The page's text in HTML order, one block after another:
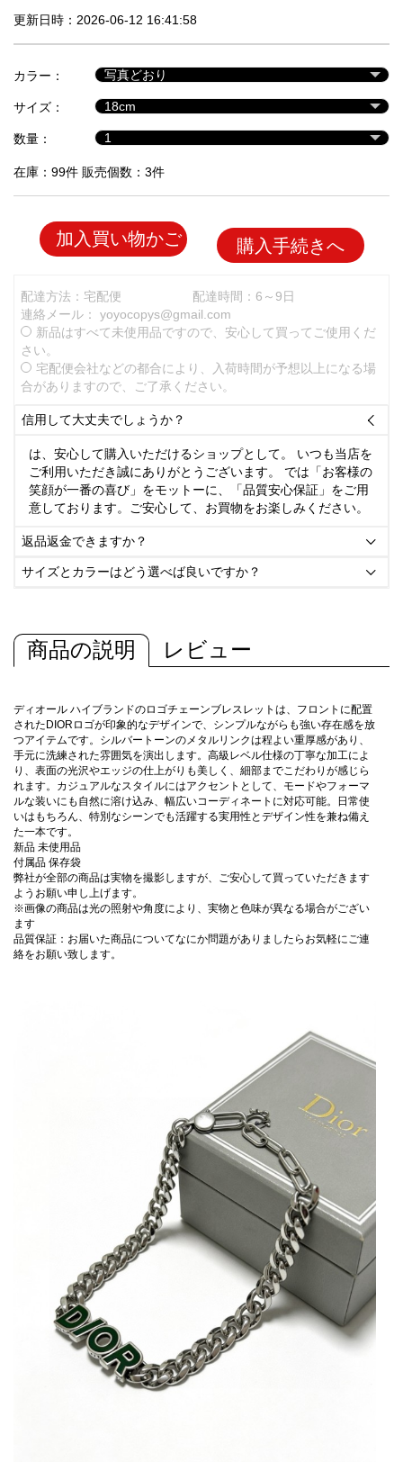
セ
ル
品
更新日時：2026-06-12 16:41:58
カラー：
サイズ：
数量：
在庫：99件 販売個数：3件
加入買い物かご 購入手続きへ
配達方法：宅配便
配達時間：6～9日
連絡メール： yoyocopys@gmail.com
新品はすべて未使用品ですので、安心して買ってご使用くだ
さい。
宅配便会社などの都合により、入荷時間が予想以上になる場
合がありますので、ご了承ください。
信用して大丈夫でしょうか？ 
は、安心して購入いただけるショップとして。 いつも当店を
ご利用いただき誠にありがとうございます。 では「お客様の
笑顔が一番の喜び」をモットーに、「品質安心保証」をご用
意しております。ご安心して、お買物をお楽しみください。
返品返金できますか？ 
サイズとカラーはどう選べば良いですか？ 
商品の説明 レビュー
ディオール ハイブランドのロゴチェーンブレスレットは、フロントに配置
されたDIORロゴが印象的なデザインで、シンプルながらも強い存在感を放
つアイテムです。シルバートーンのメタルリンクは程よい重厚感があり、
手元に洗練された雰囲気を演出します。高級レベル仕様の丁寧な加工によ
り、表面の光沢やエッジの仕上がりも美しく、細部までこだわりが感じら
れます。カジュアルなスタイルにはアクセントとして、モードやフォーマ
ルな装いにも自然に溶け込み、幅広いコーディネートに対応可能。日常使
いはもちろん、特別なシーンでも活躍する実用性とデザイン性を兼ね備え
た一本です。
新品 未使用品
付属品 保存袋
弊社が全部の商品は実物を撮影しますが、ご安心して買っていただきます
ようお願い申し上げます。
※画像の商品は光の照射や角度により、実物と色味が異なる場合がござい
ます
品質保証：お届いた商品についてなにか問題がありましたらお気軽にご連
絡をお願い致します。